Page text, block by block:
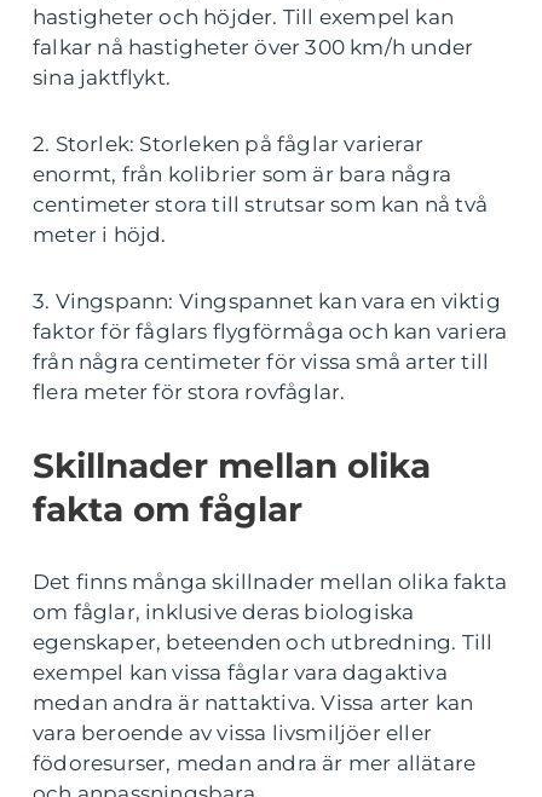
hastigheter och höjder. Till exempel kan
falkar nå hastigheter över 300 km/h under
sina jaktflykt.
2. Storlek: Storleken på fåglar varierar
enormt, från kolibrier som är bara några
centimeter stora till strutsar som kan nå två
meter i höjd.
3. Vingspann: Vingspannet kan vara en viktig
faktor för fåglars flygförmåga och kan variera
från några centimeter för vissa små arter till
flera meter för stora rovfåglar.
Skillnader mellan olika
fakta om fåglar
Det finns många skillnader mellan olika fakta
om fåglar, inklusive deras biologiska
egenskaper, beteenden och utbredning. Till
exempel kan vissa fåglar vara dagaktiva
medan andra är nattaktiva. Vissa arter kan
vara beroende av vissa livsmiljöer eller
födoresurser, medan andra är mer allätare